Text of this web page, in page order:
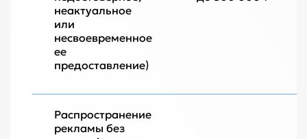
неактуальное
или
несвоевременное
ее
предоставление)
Распространение
рекламы без